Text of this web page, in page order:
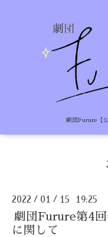
劇団Furure【
2022 / 01 / 15 19:25
劇団Furure第4
に関して